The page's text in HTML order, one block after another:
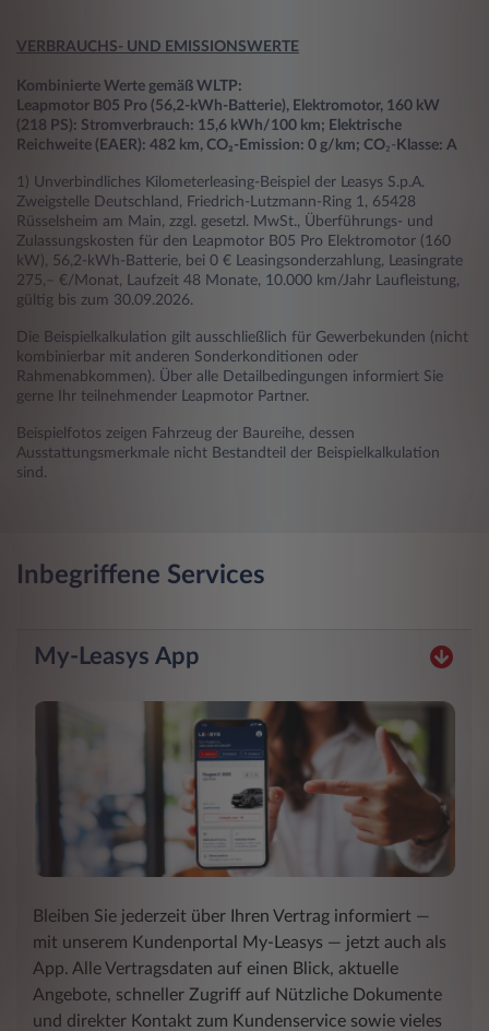
VERBRAUCHS- UND EMISSIONSWERTE
Kombinierte Werte gemäß WLTP:
Leapmotor B05 Pro (56,2-kWh-Batterie), Elektromotor, 160 kW
(218 PS): Stromverbrauch: 15,6 kWh/100 km; Elektrische
Reichweite (EAER): 482 km, CO₂-Emission: 0 g/km; CO₂- Klasse: A
1) Unverbindliches Kilometerleasing-Beispiel der Leasys S.p.A.
Zweigstelle Deutschland, Friedrich-Lutzmann-Ring 1, 65428
Rüsselsheim am Main, zzgl. gesetzl. MwSt., Überführungs- und
Zulassungskosten für den Leapmotor B05 Pro Elektromotor (160
kW), 56,2-kWh-Batterie, bei 0 € Leasingsonderzahlung, Leasingrate
275,– €/Monat, Laufzeit 48 Monate, 10.000 km/Jahr Laufleistung,
gültig bis zum 30.09.2026.
Die Beispielkalkulation gilt ausschließlich für Gewerbekunden (nicht
kombinierbar mit anderen Sonderkonditionen oder
Rahmenabkommen). Über alle Detailbedingungen informiert Sie
gerne Ihr teilnehmender Leapmotor Partner.
Beispielfotos zeigen Fahrzeug der Baureihe, dessen
Ausstattungsmerkmale nicht Bestandteil der Beispielkalkulation
sind.
Inbegriffene Services
My-Leasys App
Bleiben Sie jederzeit über Ihren Vertrag informiert ―
mit unserem Kundenportal My-Leasys ― jetzt auch als
App. Alle Vertragsdaten auf einen Blick, aktuelle
Angebote, schneller Zugriff auf Nützliche Dokumente
und direkter Kontakt zum Kundenservice sowie vieles